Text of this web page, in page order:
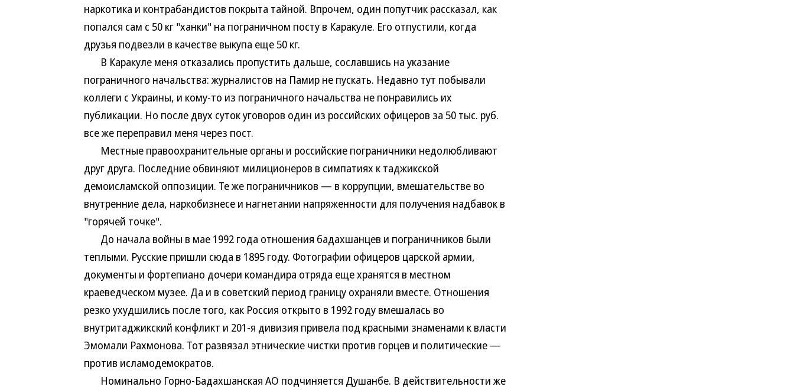
наркотика и контрабандистов покрыта тайной. Впрочем, один попутчик рассказал, как
попался сам с 50 кг "ханки" на пограничном посту в Каракуле. Его отпустили, когда
друзья подвезли в качестве выкупа еще 50 кг.
В Каракуле меня отказались пропустить дальше, сославшись на указание
пограничного начальства: журналистов на Памир не пускать. Недавно тут побывали
коллеги с Украины, и кому-то из пограничного начальства не понравились их
публикации. Но после двух суток уговоров один из российских офицеров за 50 тыс. руб.
все же переправил меня через пост.
Местные правоохранительные органы и российские пограничники недолюбливают
друг друга. Последние обвиняют милиционеров в симпатиях к таджикской
демоисламской оппозиции. Те же пограничников — в коррупции, вмешательстве во
внутренние дела, наркобизнесе и нагнетании напряженности для получения надбавок в
"горячей точке".
До начала войны в мае 1992 года отношения бадахшанцев и пограничников были
теплыми. Русские пришли сюда в 1895 году. Фотографии офицеров царской армии,
документы и фортепиано дочери командира отряда еще хранятся в местном
краеведческом музее. Да и в советский период границу охраняли вместе. Отношения
резко ухудшились после того, как Россия открыто в 1992 году вмешалась во
внутритаджикский конфликт и 201-я дивизия привела под красными знаменами к власти
Эмомали Рахмонова. Тот развязал этнические чистки против горцев и политические —
против исламодемократов.
Номинально Горно-Бадахшанская АО подчиняется Душанбе. В действительности же